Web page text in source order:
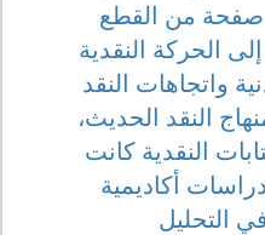
اليازروي جاءت في 452 صفحة من القطع
الحركة النقدية
واتجاهات النقد
النقد الحديث،
النقدية كانت
أكاديمية
التحليل